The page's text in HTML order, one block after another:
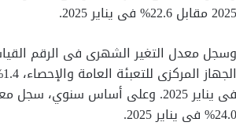
2025 مقابل 22.6% فى يناير 2025.
وسجل معدل التغير الشهرى فى الرقم
24.0% فى يناير 2025.